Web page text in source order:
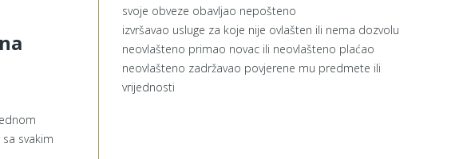
svakim
svoje obveze obavljao nepošteno
izvršavao usluge za koje nije ovlašten ili nema dozvolu
neovlašteno primao novac ili neovlašteno plaćao
neovlašteno zadržavao povjerene mu predmete ili
vrijednosti